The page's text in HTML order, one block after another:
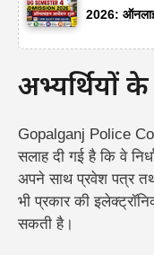
2026:
अभ्यर्थियों
Gopalganj Police
सलाह दी गई है कि वे
अपने साथ प्रवेश पत्र
भी प्रकार की
सकती है।